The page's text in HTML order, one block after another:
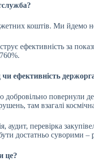
коштів. Ми йдемо
ефективність за
ефективність
добровільно
там взагалі
аудит, перевірка
достатньо суворими –
це?